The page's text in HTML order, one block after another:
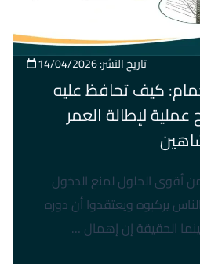
تاريخ النشر: 14/04/2026
كيف تحافظ عليه
لإطالة العمر
أقوى الحلول لمنع الدخول
يركبوه ويعتقدوا أن دوره
الحقيقة إن إهمال …